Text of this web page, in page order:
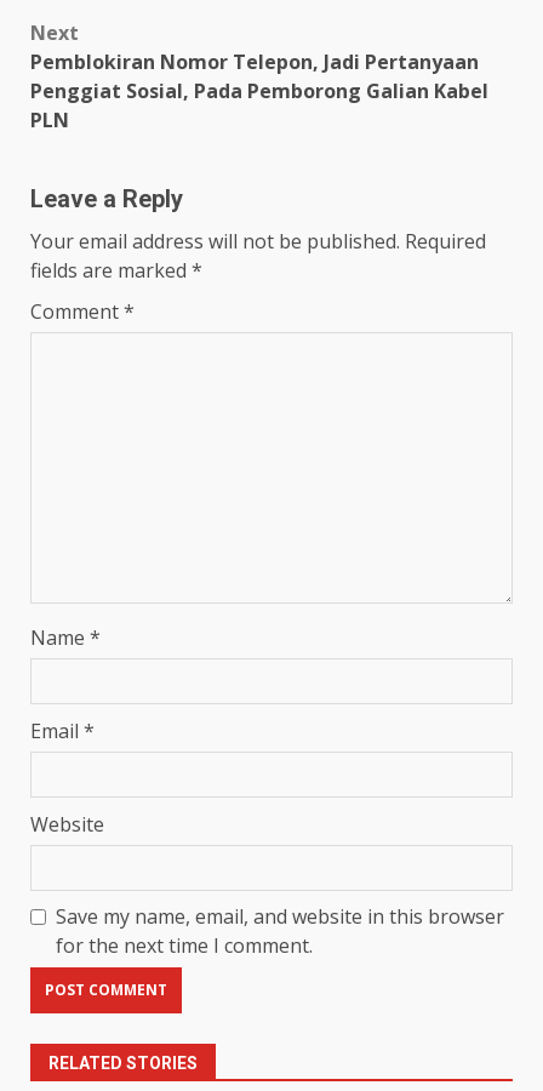
Next
Pemblokiran Nomor Telepon, Jadi Pertanyaan
Penggiat Sosial, Pada Pemborong Galian Kabel
PLN
Leave a Reply
Your email address will not be published. Required
fields are marked *
Comment*
Name *
Email *
Website
Save my name, email, and website in this browser
for the next time I comment.
RELATED STORIES